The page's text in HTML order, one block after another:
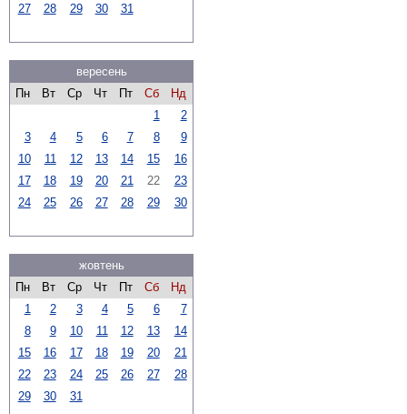
27
28 29 30 31
вересень
Пн
Вт Ср Чт Пт Сб
Нд
1
2
3
4 5 6 7 8
9
10
11 12 13 14 15
16
17
18 19 20 21 22
23
24
25 26 27 28 29 30
жовтень
Пн
Вт Ср Чт Пт Сб
Нд
1
2 3 4 5 6
7
8
9 10 11 12 13
14
15
16 17 18 19 20
21
22
23 24 25 26 27
28
29
30 31